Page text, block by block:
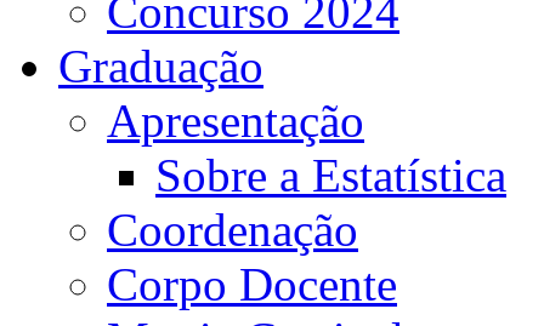
Concurso 2024
Graduação
Apresentação
Sobre a Estatística
Coordenação
Corpo Docente